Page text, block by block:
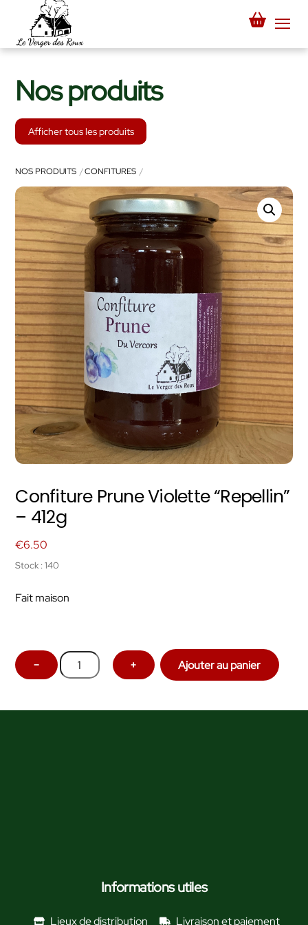
content
Nos produits
Afficher tous les produits
NOS PRODUITS CONFITURES
Confiture Prune Violette “Repellin”
– 412g
€6.50
Stock : 140
Fait maison
−
quantité
de
Prune
+ Ajouter au panier
Informations utiles
Lieux de distribution Livraison et paiement